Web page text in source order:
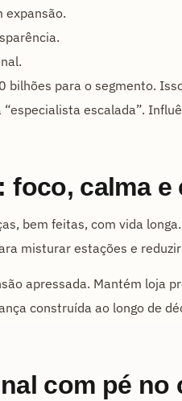
expansão.
para o segmento.
escalada”.
foco, calma e
bem feitas, com vida
misturar estações e
apressada. Mantém loja
construída ao longo de
com pé no